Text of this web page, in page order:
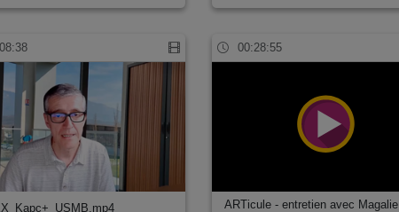
00:28:55
ARTicule - entretien avec Magalie